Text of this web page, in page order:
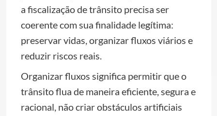
a fiscalização de trânsito precisa ser
coerente com sua finalidade legítima:
preservar vidas, organizar fluxos viários e
reduzir riscos reais.
Organizar fluxos significa permitir que o
trânsito flua de maneira eficiente, segura e
racional, não criar obstáculos artificiais